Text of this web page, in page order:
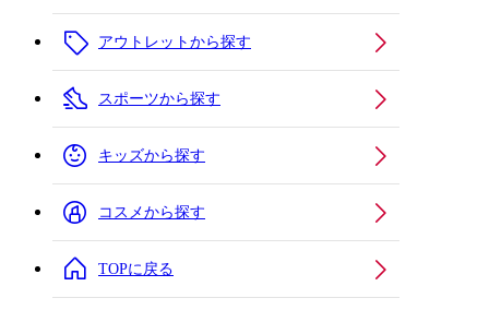
アウトレットから探す
スポーツから探す
キッズから探す
コスメから探す
TOPに戻る